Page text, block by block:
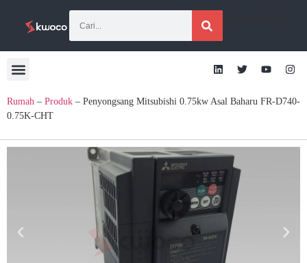
Rumah – Produk – Penyongsang Mitsubishi 0.75kw Asal Baharu FR-D740-
0.75K-CHT